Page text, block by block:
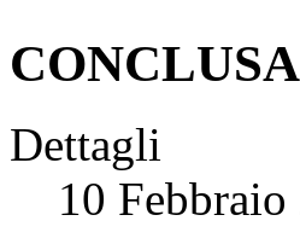
Dettagli
10 Febbraio